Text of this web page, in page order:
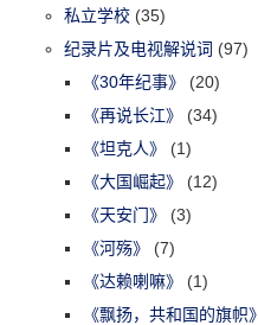
私立学校 (35)
纪录片及电视解说词 (97)
《30年纪事》
(20)
《再说长江》
(34)
《坦克人》
(1)
《大国崛起》
(12)
《天安门》
(3)
《河殇》
(7)
《达赖喇嘛》
(1)
《飘扬，共和国的旗帜》